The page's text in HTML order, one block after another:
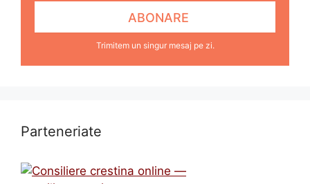
Trimitem un singur mesaj pe zi.
Parteneriate